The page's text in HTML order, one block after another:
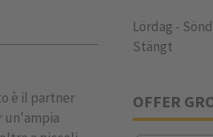
è il partner
un'ampia
Lördag -
Stängt
OFFER